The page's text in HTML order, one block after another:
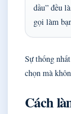
dầu” đều
gọi làm
Sự thống
chọn mà
Cách